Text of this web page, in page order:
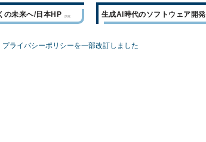
の未来へ/日本HP 生成AI時代のソフトウェア開発
プライバシーポリシーを一部改訂しました